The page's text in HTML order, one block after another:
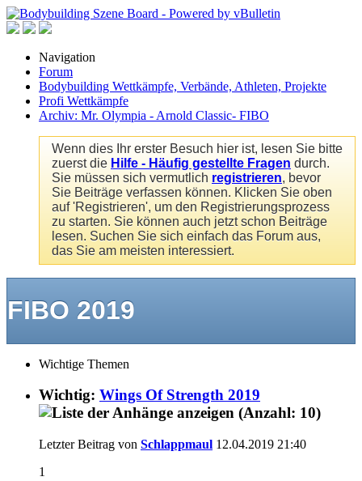
Navigation
Forum
Bodybuilding Wettkämpfe, Verbände, Athleten, Projekte
Profi Wettkämpfe
Archiv: Mr. Olympia - Arnold Classic- FIBO
Wenn dies Ihr erster Besuch hier ist, lesen Sie bitte
zuerst die Hilfe - Häufig gestellte Fragen durch.
Sie müssen sich vermutlich registrieren, bevor
Sie Beiträge verfassen können. Klicken Sie oben
auf 'Registrieren', um den Registrierungsprozess
zu starten. Sie können auch jetzt schon Beiträge
lesen. Suchen Sie sich einfach das Forum aus,
das Sie am meisten interessiert.
FIBO 2019
Wichtige Themen
Wichtig: Wings Of Strength 2019
Letzter Beitrag von Schlappmaul 12.04.2019 21:40
1